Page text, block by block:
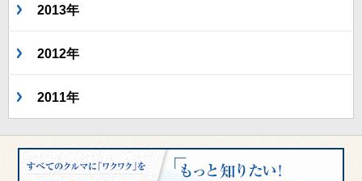
2013年
2012年
2011年